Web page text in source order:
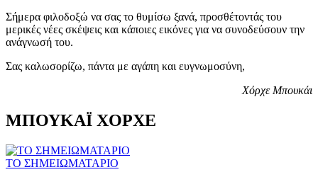
Σήμερα φιλοδοξώ να σας το θυμίσω ξανά, προσθέτοντάς του
μερικές νέες σκέψεις και κάποιες εικόνες για να συνοδεύσουν την
ανάγνωσή του.
Σας καλωσορίζω, πάντα με αγάπη και ευγνωμοσύνη,
Χόρχε Μπουκάι
ΜΠΟΥΚΑΪ ΧΟΡΧΕ
ΤΟ ΣΗΜΕΙΩΜΑΤΑΡΙΟ